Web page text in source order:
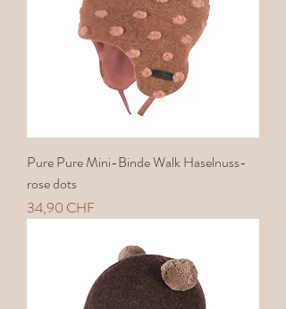
Pure Pure Mini-Binde Walk Haselnuss-
rose dots
Preis
34,90 CHF